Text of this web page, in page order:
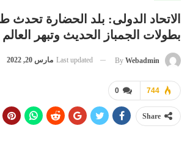
الاتحاد الدولى: بلد الحضارة تحدث
بطولات الجمباز الحديث وتبهر العالم
By Webadmin
Last updated مارس 20, 2022
0 744
Share